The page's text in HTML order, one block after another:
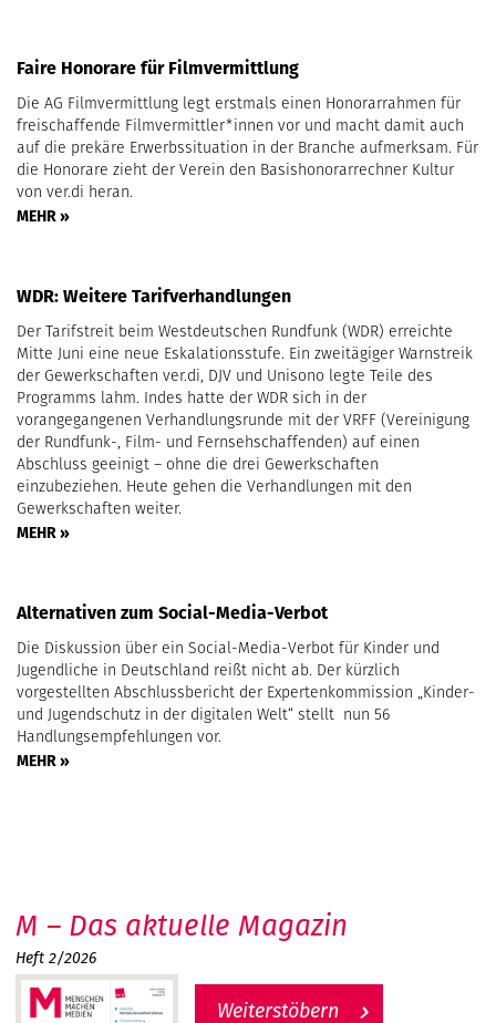
Faire Honorare für Filmvermittlung
Die AG Filmvermittlung legt erstmals einen Honorarrahmen für
freischaffende Filmvermittler*innen vor und macht damit auch
auf die prekäre Erwerbssituation in der Branche aufmerksam. Für
die Honorare zieht der Verein den Basishonorarrechner Kultur
von ver.di heran.
MEHR »
WDR: Weitere Tarifverhandlungen
Der Tarifstreit beim Westdeutschen Rundfunk (WDR) erreichte
Mitte Juni eine neue Eskalationsstufe. Ein zweitägiger Warnstreik
der Gewerkschaften ver.di, DJV und Unisono legte Teile des
Programms lahm. Indes hatte der WDR sich in der
vorangegangenen Verhandlungsrunde mit der VRFF (Vereinigung
der Rundfunk-, Film- und Fernsehschaffenden) auf einen
Abschluss geeinigt – ohne die drei Gewerkschaften
einzubeziehen. Heute gehen die Verhandlungen mit den
Gewerkschaften weiter.
MEHR »
Alternativen zum Social-Media-Verbot
Die Diskussion über ein Social-Media-Verbot für Kinder und
Jugendliche in Deutschland reißt nicht ab. Der kürzlich
vorgestellten Abschlussbericht der Expertenkommission „Kinder-
und Jugendschutz in der digitalen Welt“ stellt nun 56
Handlungsempfehlungen vor.
MEHR »
M – Das aktuelle Magazin
Heft 2/2026
Weiterstöbern